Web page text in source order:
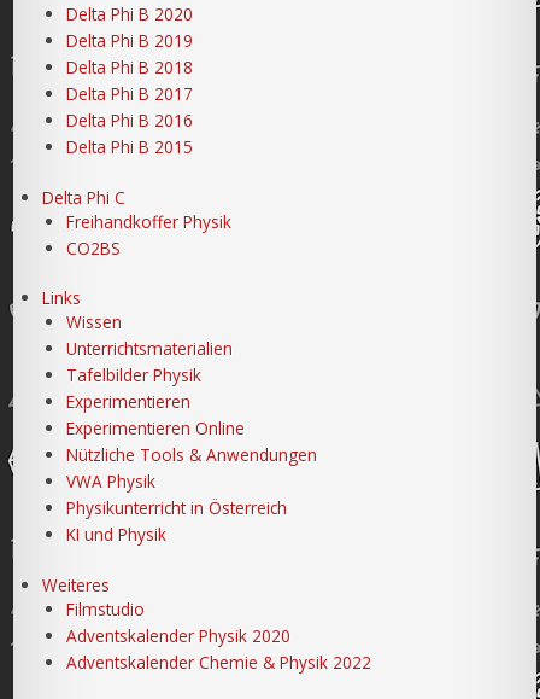
Delta Phi B 2020
Delta Phi B 2019
Delta Phi B 2018
Delta Phi B 2017
Delta Phi B 2016
Delta Phi B 2015
Delta Phi C
Freihandkoffer Physik
CO2BS
Links
Wissen
Unterrichtsmaterialien
Tafelbilder Physik
Experimentieren
Experimentieren Online
Nützliche Tools & Anwendungen
VWA Physik
Physikunterricht in Österreich
KI und Physik
Weiteres
Filmstudio
Adventskalender Physik 2020
Adventskalender Chemie & Physik 2022